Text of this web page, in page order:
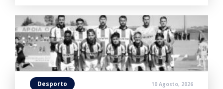
Desporto 10 Agosto, 2026